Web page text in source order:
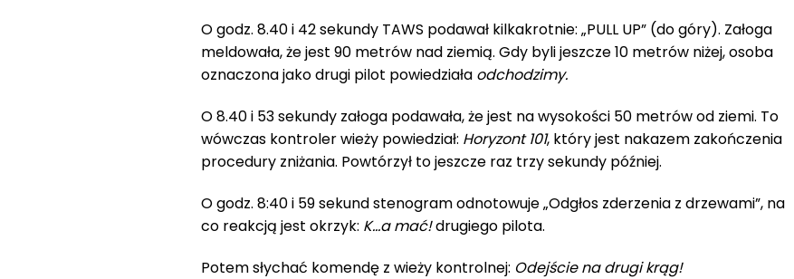
O godz. 8.40 i 42 sekundy TAWS podawał kilkakrotnie: „PULL UP” (do góry). Załoga
meldowała, że jest 90 metrów nad ziemią. Gdy byli jeszcze 10 metrów niżej, osoba
oznaczona jako drugi pilot powiedziała odchodzimy.
O 8.40 i 53 sekundy załoga podawała, że jest na wysokości 50 metrów od ziemi. To
wówczas kontroler wieży powiedział: Horyzont 101, który jest nakazem zakończenia
procedury zniżania. Powtórzył to jeszcze raz trzy sekundy później.
O godz. 8:40 i 59 sekund stenogram odnotowuje „Odgłos zderzenia z drzewami”, na
co reakcją jest okrzyk: K…a mać!drugiego pilota.
Potem słychać komendę z wieży kontrolnej: Odejście na drugi krąg!